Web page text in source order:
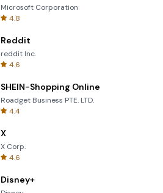
Microsoft Corporation
4.8
Reddit
reddit Inc.
4.6
SHEIN-Shopping Online
Roadget Business PTE. LTD.
4.4
X
X Corp.
4.6
Disney+